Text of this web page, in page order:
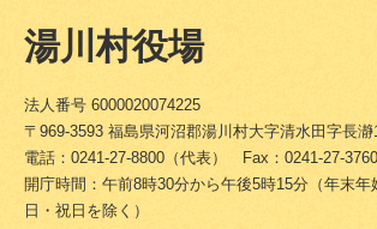
湯川村役場
法人番号 6000020074225
〒969-3593 福島県河沼郡湯川村大字清水田字長瀞
電話：0241-27-8800（代表） Fax：0241-27-3760
開庁時間：午前8時30分から午後5時15分（年末
日・祝日を除く）